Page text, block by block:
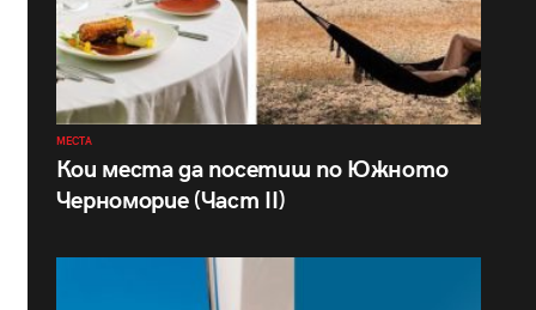
МЕСТА
Кои места да посетиш по Южното
Черноморие (Част II)